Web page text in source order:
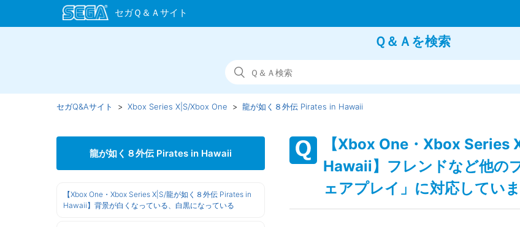
Ｑ＆Ａを検索
セガQ&Aサイト Xbox Series X|S/Xbox One 龍が如く８外伝 Pirates in Hawaii
龍が如く８外伝 Pirates in Hawaii
【Xbox One・Xbox Series X|S/龍が如く８外伝 Pirates in
Hawaii】背景が白くなっている、白黒になっている
【Xbox One・Xbox
Hawaii】フレンドなど他の
ェアプレイ」に対応してい